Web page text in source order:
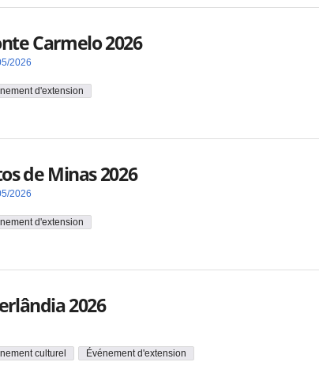
Carmelo 2026
2026
d'extension
de Minas 2026
2026
d'extension
2026
culturel
Événement d'extension